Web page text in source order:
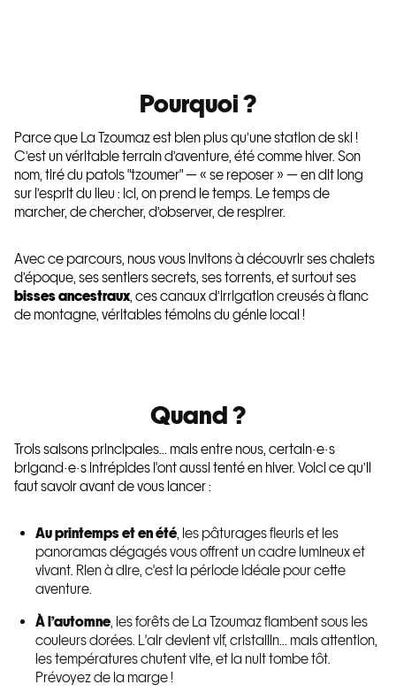
Pourquoi ?
Parce que La Tzoumaz est bien plus qu’une station de ski !
C’est un véritable terrain d’aventure, été comme hiver. Son
nom, tiré du patois "tzoumer" — « se reposer » — en dit long
sur l’esprit du lieu : ici, on prend le temps. Le temps de
marcher, de chercher, d’observer, de respirer.
Avec ce parcours, nous vous invitons à découvrir ses chalets
d’époque, ses sentiers secrets, ses torrents, et surtout ses
bisses ancestraux, ces canaux d’irrigation creusés à flanc
de montagne, véritables témoins du génie local !
Quand ?
Trois saisons principales... mais entre nous, certain·e·s
brigand·e·s intrépides l'ont aussi tenté en hiver. Voici ce qu’il
faut savoir avant de vous lancer :
Au printemps et en été, les pâturages fleuris et les
panoramas dégagés vous offrent un cadre lumineux et
vivant. Rien à dire, c'est la période idéale pour cette
aventure.
À l’automne, les forêts de La Tzoumaz flambent sous les
couleurs dorées. L'air devient vif, cristallin... mais attention,
les températures chutent vite, et la nuit tombe tôt.
Prévoyez de la marge !